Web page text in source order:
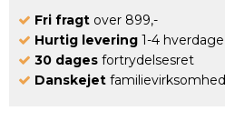
Fri fragt over 899,-
Hurtig levering 1-4 hverdage
30 dages fortrydelsesret
Danskejet familievirksomhed